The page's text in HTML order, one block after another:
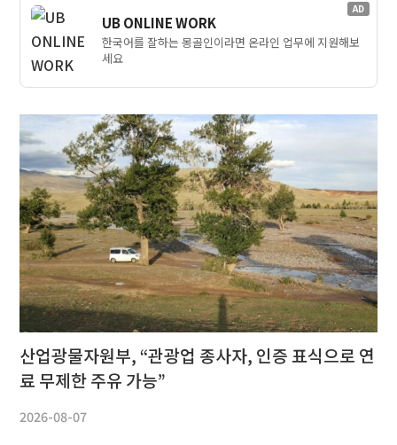
AD
UB ONLINE WORK
한국어를 잘하는 몽골인이라면 온라인 업무에 지원해보
세요
산업광물자원부, “관광업 종사자, 인증 표식으로 연
료 무제한 주유 가능”
2026-08-07